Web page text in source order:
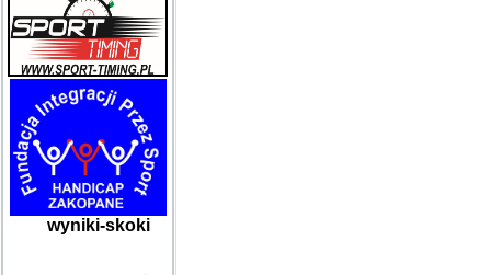
wyniki-skoki